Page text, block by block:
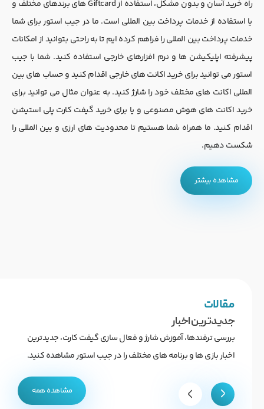
راه خرید آسان و بدون مشکل، استفاده از Giftcard های برندهای مختلف و
یا استفاده از خدمات پرداخت بین المللی است. ما در جیب استور برای شما
خدمات پرداخت بین المللی را فراهم کرده ایم تا به راحتی بتوانید از امکانات
پیشرفته اپلیکیشن ها و نرم افزارهای خارجی استفاده کنید. شما با جیب
استور می توانید برای خرید اکانت های خارجی اقدام کنید و حساب های بین
المللی اکانت های مختلف خود را شارژ کنید. به عنوان مثال می توانید برای
خرید اکانت های هوش مصنوعی و یا برای خرید گیفت کارت پلی استیشن
اقدام کنید. ما همراه شما هستیم تا محدودیت های ارزی و بین المللی را
شکست دهیم.
مشاهده بیشتر
مقالات
جدیدترین اخبار
بررسی ترفندها، آموزش شارژ و فعال سازی گیفت کارت، جدیدترین
اخبار بازی ها و برنامه های مختلف را در جیب استور مشاهده کنید.
مشاهده همه